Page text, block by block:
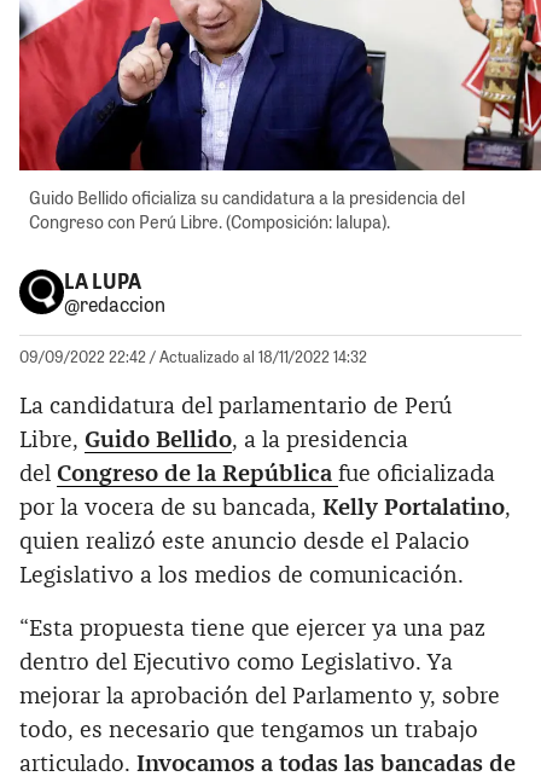
Guido Bellido oficializa su candidatura a la presidencia del
Congreso con Perú Libre. (Composición: lalupa).
LA LUPA
@redaccion
09/09/2022 22:42/ Actualizado al 18/11/2022 14:32
La candidatura del parlamentario de Perú
Libre, Guido Bellido, a la presidencia
del Congreso de la República fue oficializada
por la vocera de su bancada, Kelly Portalatino,
quien realizó este anuncio desde el Palacio
Legislativo a los medios de comunicación.
“Esta propuesta tiene que ejercer ya una paz
dentro del Ejecutivo como Legislativo. Ya
mejorar la aprobación del Parlamento y, sobre
todo, es necesario que tengamos un trabajo
articulado. Invocamos a todas las bancadas de